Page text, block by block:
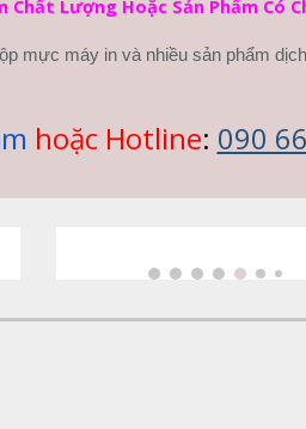
Lượng Hoặc Sản Phẩm Có
mực máy in và nhiều sản phẩm
hoặc Hotline: 090